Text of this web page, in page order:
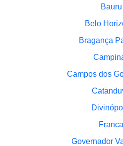
Bauru
Belo
Bragança
Campos dos
Franca
Governador